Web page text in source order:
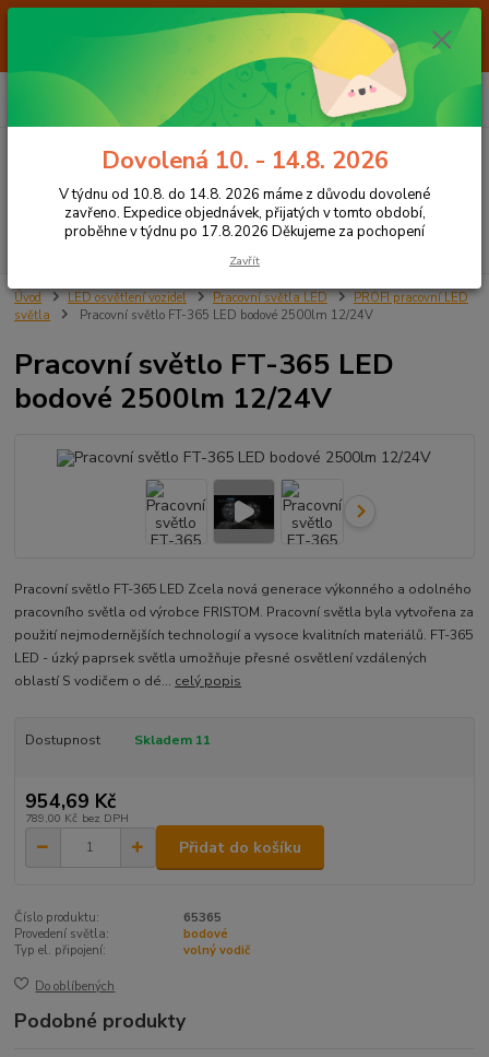
Od 7.8. do 14.8. 2026 máme z důvodu dovolené ZAVŘENO. Expedice
objednávek, přijatých v tomto období, proběhne v týdnu po 17.8.2026
Děkujeme za pochopení
CZK
Hledat
+420 605 283 713
za0,00 Kč
Úvod LED osvětlení vozidel Pracovní světla LED
PROFI pracovní LED
světla
Pracovní světlo FT-365 LED bodové 2500lm 12/24V
Pracovní světlo FT-365 LED
bodové 2500lm 12/24V
Pracovní světlo FT-365 LED Zcela nová generace výkonného a odolného
pracovního světla od výrobce FRISTOM. Pracovní světla byla vytvořena za
použití nejmodernějších technologií a vysoce kvalitních materiálů. FT-365
LED - úzký paprsek světla umožňuje přesné osvětlení vzdálených
oblastí S vodičem o dé... celý popis
Dostupnost Skladem 11
954,69 Kč
789,00 Kč bez DPH
Přidat do košíku
Číslo produktu:
65365
Provedení světla:
bodové
Typ el. připojení:
volný vodič
Do oblíbených
Podobné produkty
Dovolená 10. - 14.8. 2026
V týdnu od 10.8. do 14.8. 2026 máme z důvodu dovolené
zavřeno. Expedice objednávek, přijatých v tomto období,
proběhne v týdnu po 17.8.2026 Děkujeme za pochopení
Zavřít